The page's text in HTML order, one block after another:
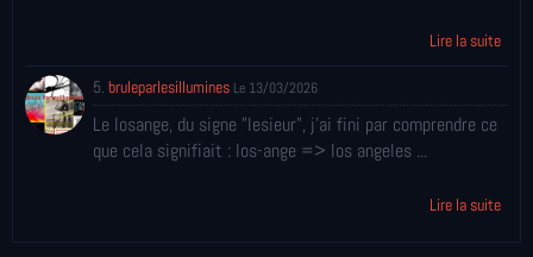
Lire la suite
5. bruleparlesillumines Le 13/03/2026
Le losange, du signe "lesieur", j'ai fini par comprendre ce
que cela signifiait : los-ange => los angeles ...
Lire la suite